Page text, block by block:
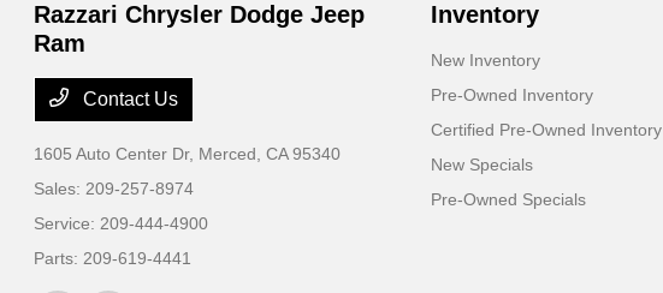
Razzari Chrysler Dodge Jeep
Ram
Contact Us
1605 Auto Center Dr, Merced, CA 95340
Sales: 209-257-8974
Service: 209-444-4900
Parts: 209-619-4441
Inventory
New Inventory
Pre-Owned Inventory
Certified Pre-Owned Inventory
New Specials
Pre-Owned Specials